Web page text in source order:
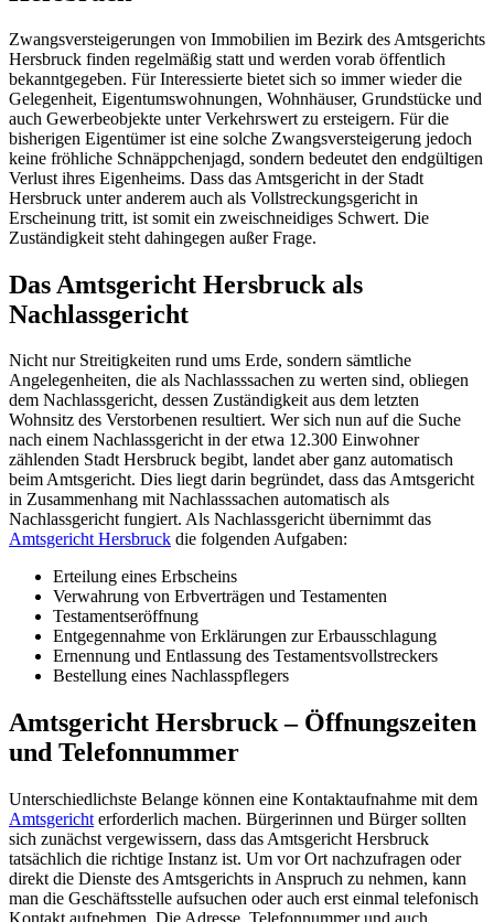
Zwangsversteigerungen von Immobilien im Bezirk des Amtsgerichts
Hersbruck finden regelmäßig statt und werden vorab öffentlich
bekanntgegeben. Für Interessierte bietet sich so immer wieder die
Gelegenheit, Eigentumswohnungen, Wohnhäuser, Grundstücke und
auch Gewerbeobjekte unter Verkehrswert zu ersteigern. Für die
bisherigen Eigentümer ist eine solche Zwangsversteigerung jedoch
keine fröhliche Schnäppchenjagd, sondern bedeutet den endgültigen
Verlust ihres Eigenheims. Dass das Amtsgericht in der Stadt
Hersbruck unter anderem auch als Vollstreckungsgericht in
Erscheinung tritt, ist somit ein zweischneidiges Schwert. Die
Zuständigkeit steht dahingegen außer Frage.
Das Amtsgericht Hersbruck als
Nachlassgericht
Nicht nur Streitigkeiten rund ums Erde, sondern sämtliche
Angelegenheiten, die als Nachlasssachen zu werten sind, obliegen
dem Nachlassgericht, dessen Zuständigkeit aus dem letzten
Wohnsitz des Verstorbenen resultiert. Wer sich nun auf die Suche
nach einem Nachlassgericht in der etwa 12.300 Einwohner
zählenden Stadt Hersbruck begibt, landet aber ganz automatisch
beim Amtsgericht. Dies liegt darin begründet, dass das Amtsgericht
in Zusammenhang mit Nachlasssachen automatisch als
Nachlassgericht fungiert. Als Nachlassgericht übernimmt das
Amtsgericht Hersbruck die folgenden Aufgaben:
Erteilung eines Erbscheins
Verwahrung von Erbverträgen und Testamenten
Testamentseröffnung
Entgegennahme von Erklärungen zur Erbausschlagung
Ernennung und Entlassung des Testamentsvollstreckers
Bestellung eines Nachlasspflegers
Amtsgericht Hersbruck – Öffnungszeiten
und Telefonnummer
Unterschiedlichste Belange können eine Kontaktaufnahme mit dem
Amtsgericht erforderlich machen. Bürgerinnen und Bürger sollten
sich zunächst vergewissern, dass das Amtsgericht Hersbruck
tatsächlich die richtige Instanz ist. Um vor Ort nachzufragen oder
direkt die Dienste des Amtsgerichts in Anspruch zu nehmen, kann
man die Geschäftsstelle aufsuchen oder auch erst einmal telefonisch